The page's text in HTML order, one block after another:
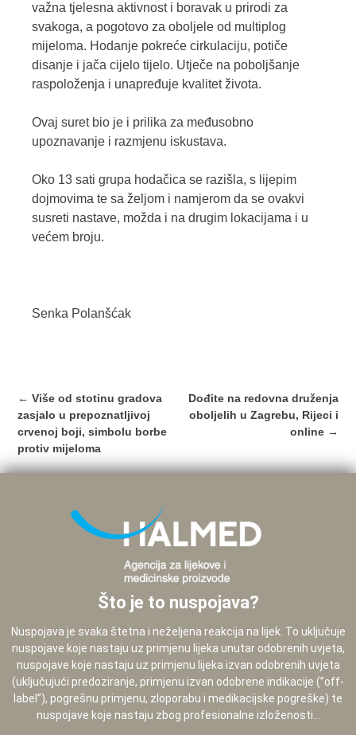
važna tjelesna aktivnost i boravak u prirodi za
svakoga, a pogotovo za oboljele od multiplog
mijeloma. Hodanje pokreće cirkulaciju, potiče
disanje i jača cijelo tijelo. Utječe na poboljšanje
raspoloženja i unapređuje kvalitet života.
Ovaj suret bio je i prilika za međusobno
upoznavanje i razmjenu iskustava.
Oko 13 sati grupa hodačica se razišla, s lijepim
dojmovima te sa željom i namjerom da se ovakvi
susreti nastave, možda i na drugim lokacijama i u
većem broju.
Senka Polanšćak
Post
navigation
← Više od stotinu gradova
zasjalo u prepoznatljivoj
crvenoj boji, simbolu borbe
protiv mijeloma
Dođite na redovna druženja
oboljelih u Zagrebu, Rijeci i
online →
Što je to nuspojava?
Nuspojava je svaka štetna i neželjena reakcija na lijek. To uključuje
nuspojave koje nastaju uz primjenu lijeka unutar odobrenih uvjeta,
nuspojave koje nastaju uz primjenu lijeka izvan odobrenih uvjeta
(uključujući predoziranje, primjenu izvan odobrene indikacije (”off-
label”), pogrešnu primjenu, zloporabu i medikacijske pogreške) te
nuspojave koje nastaju zbog profesionalne izloženosti...